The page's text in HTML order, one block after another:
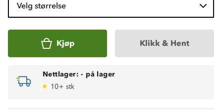
Velg størrelse
Kjøp Klikk & Hent
Nettlager: - på lager
10+ stk